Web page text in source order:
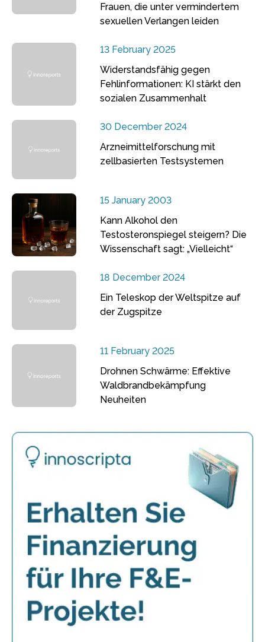
Frauen, die unter vermindertem
sexuellen Verlangen leiden
13 February 2025
Widerstandsfähig gegen
Fehlinformationen: KI stärkt den
sozialen Zusammenhalt
30 December 2024
Arzneimittelforschung mit
zellbasierten Testsystemen
15 January 2003
Kann Alkohol den
Testosteronspiegel steigern? Die
Wissenschaft sagt: „Vielleicht“
18 December 2024
Ein Teleskop der Weltspitze auf
der Zugspitze
11 February 2025
Drohnen Schwärme: Effektive
Waldbrandbekämpfung
Neuheiten